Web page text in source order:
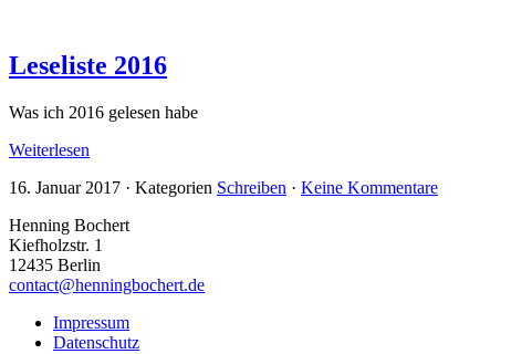
Leseliste 2016
Was ich 2016 gelesen habe
Weiterlesen
16. Januar 2017 · Kategorien Schreiben · Keine Kommentare
Henning Bochert
Kiefholzstr. 1
12435 Berlin
contact@henningbochert.de
Impressum
Datenschutz